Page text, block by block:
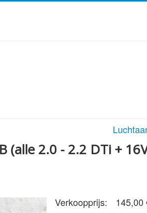
(alle 2.0 - 2.2 DTi +
Verkoopprijs:
145,00